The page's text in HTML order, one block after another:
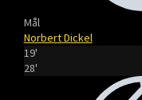
Mål
Norbert Dickel
19'
28'